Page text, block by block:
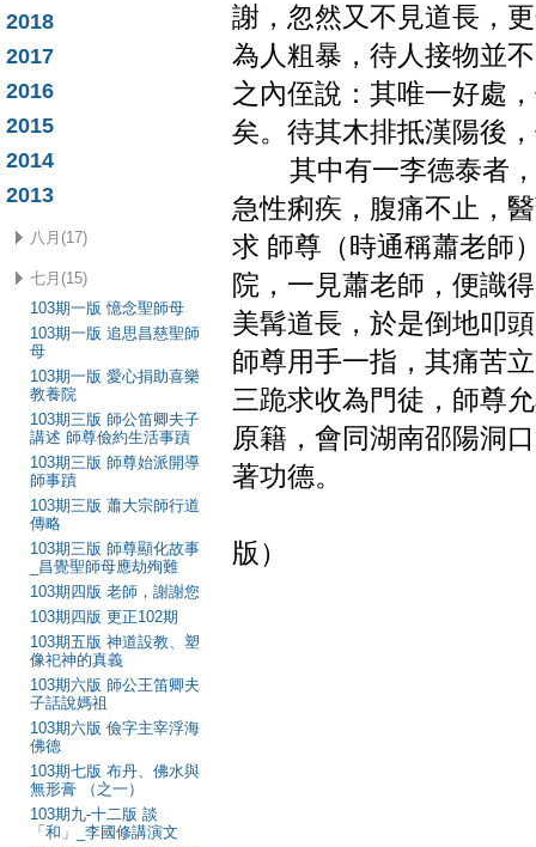
2018
2017
2016
2015
2014
2013
八月(17)
七月(15)
103期一版 憶念聖師母
103期一版 追思昌慈聖師
母
103期一版 愛心捐助喜樂
教養院
103期三版 師公笛卿夫子
講述 師尊儉約生活事蹟
103期三版 師尊始派開導
師事蹟
103期三版 蕭大宗師行道
傳略
103期三版 師尊顯化故事
_昌覺聖師母應劫殉難
103期四版 老師，謝謝您
103期四版 更正102期
103期五版 神道設教、塑
像祀神的真義
103期六版 師公王笛卿夫
子話說媽祖
103期六版 儉字主宰浮海
佛德
103期七版 布丹、佛水與
無形膏 （之一）
103期九-十二版 談
「和」_李國修講演文
謝，忽然又不見道長，
為人粗暴，待人接物並
之內侄說：其唯一好處
矣。待其木排抵漢陽後
其中有一李德泰者，
急性痢疾，腹痛不止，
求 師尊（時通稱蕭老師
院，一見蕭老師，便識
美髯道長，於是倒地叩
師尊用手一指，其痛苦
三跪求收為門徒，師尊
原籍，會同湖南邵陽洞
著功德。
版）